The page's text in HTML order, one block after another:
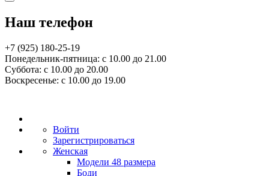
Наш телефон
+7 (925) 180-25-19
Понедельник-пятница: с 10.00 до 21.00
Суббота: с 10.00 до 20.00
Воскресенье: с 10.00 до 19.00
Войти
Зарегистрироваться
Женская
Модели 48 размера
Боди